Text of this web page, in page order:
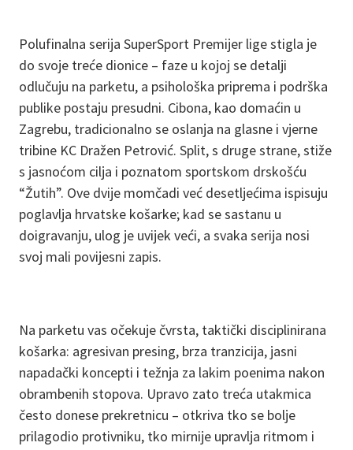
Polufinalna serija SuperSport Premijer lige stigla je
do svoje treće dionice – faze u kojoj se detalji
odlučuju na parketu, a psihološka priprema i podrška
publike postaju presudni. Cibona, kao domaćin u
Zagrebu, tradicionalno se oslanja na glasne i vjerne
tribine KC Dražen Petrović. Split, s druge strane, stiže
s jasnoćom cilja i poznatom sportskom drskošću
“Žutih”. Ove dvije momčadi već desetljećima ispisuju
poglavlja hrvatske košarke; kad se sastanu u
doigravanju, ulog je uvijek veći, a svaka serija nosi
svoj mali povijesni zapis.
Na parketu vas očekuje čvrsta, taktički disciplinirana
košarka: agresivan presing, brza tranzicija, jasni
napadački koncepti i težnja za lakim poenima nakon
obrambenih stopova. Upravo zato treća utakmica
često donese prekretnicu – otkriva tko se bolje
prilagodio protivniku, tko mirnije upravlja ritmom i